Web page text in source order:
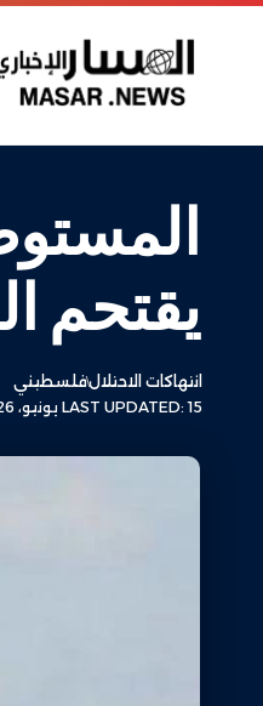
يقتحم
LAST UPDATED: 15 يونيو، 2026 8:08 م
انتهاكات الاحتلالفلسطيني